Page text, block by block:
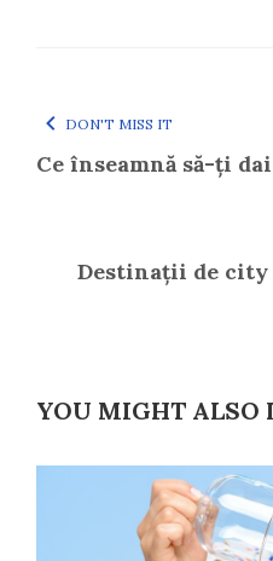
DON'T MISS IT
Ce înseamnă să-ți
Destinații de city
YOU MIGHT ALSO